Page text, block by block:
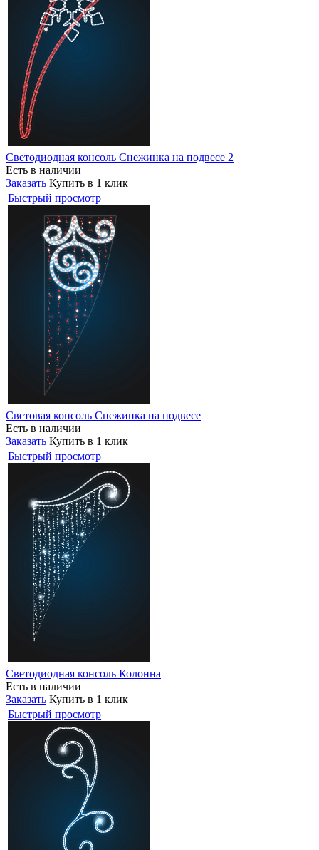
Светодиодная консоль Снежинка на подвесе 2
Есть в наличии
Заказать Купить в 1 клик
Быстрый просмотр
Световая консоль Снежинка на подвесе
Есть в наличии
Заказать Купить в 1 клик
Быстрый просмотр
Светодиодная консоль Колонна
Есть в наличии
Заказать Купить в 1 клик
Быстрый просмотр